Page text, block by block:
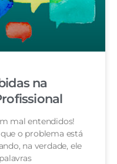
na
mal entendidos!
o problema está
na verdade, ele